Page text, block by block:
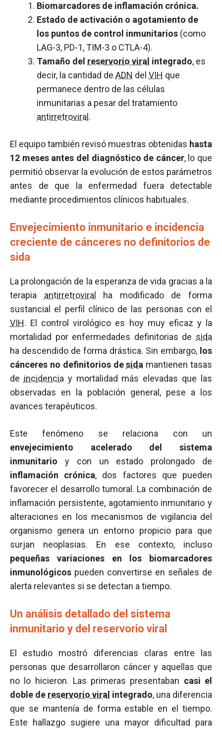
Biomarcadores de inflamación crónica.
Estado de activación o agotamiento de
los puntos de control inmunitarios (como
LAG-3, PD-1, TIM-3 o CTLA-4).
Tamaño del reservorio viral integrado, es
decir, la cantidad de ADN del VIH que
permanece dentro de las células
inmunitarias a pesar del tratamiento
antirretroviral .
El equipo también revisó muestras obtenidas hasta
12 meses antes del diagnóstico de cáncer, lo que
permitió observar la evolución de estos parámetros
antes de que la enfermedad fuera detectable
mediante procedimientos clínicos habituales.
Envejecimiento inmunitario e incidencia
creciente de cánceres no definitorios de
sida
La prolongación de la esperanza de vida gracias a la
terapia antirretroviral
ha modificado de forma
sustancial el perfil clínico de las personas con el
VIH. El control virológico es hoy muy eficaz y la
mortalidad por enfermedades definitorias de sida
ha descendido de forma drástica. Sin embargo, los
cánceres no definitorios desida mantienen tasas
de incidencia y mortalidad más elevadas que las
observadas en la población general, pese a los
avances terapéuticos.
Este fenómeno se relaciona con un
envejecimiento acelerado del sistema
inmunitario y con un estado prolongado de
inflamación crónica, dos factores que pueden
favorecer el desarrollo tumoral. La combinación de
inflamación persistente, agotamiento inmunitario y
alteraciones en los mecanismos de vigilancia del
organismo genera un entorno propicio para que
surjan neoplasias. En ese contexto, incluso
pequeñas variaciones en los biomarcadores
inmunológicos pueden convertirse en señales de
alerta relevantes si se detectan a tiempo.
Un análisis detallado del sistema
inmunitario y del reservorio viral
El estudio mostró diferencias claras entre las
personas que desarrollaron cáncer y aquellas que
no lo hicieron. Las primeras presentaban casi el
doble de reservorio viral integrado, una diferencia
que se mantenía de forma estable en el tiempo.
Este hallazgo sugiere una mayor dificultad para